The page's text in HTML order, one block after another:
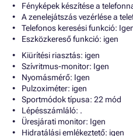
Fényképek készítése a
A zenelejátszás vezérlése a
Telefonos keresési funkció:
Eszközkereső funkció: igen
Kiürítési riasztás: igen
Szívritmus-monitor: Igen
Nyomásmérő: Igen
Pulzoximéter: igen
Sportmódok típusa: 22 mód
Lépésszámláló: .
Üresjárati monitor: Igen
Hidratálási emlékeztető: igen